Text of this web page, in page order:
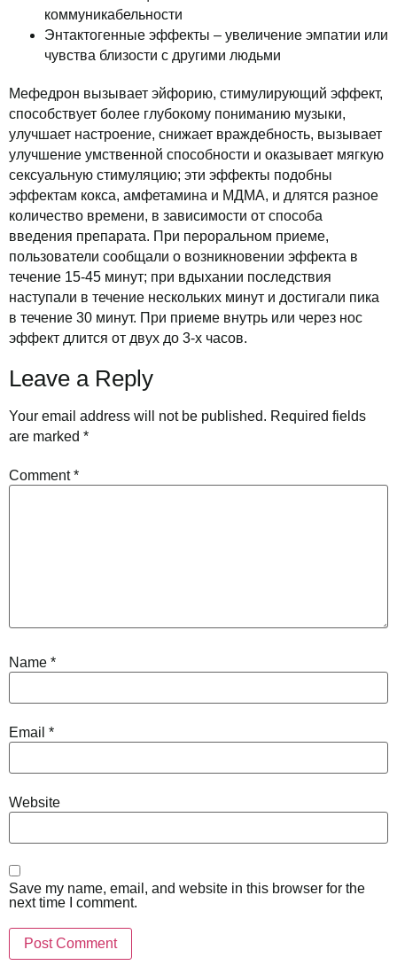
коммуникабельности
Энтактогенные эффекты – увеличение эмпатии или
чувства близости с другими людьми
Мефедрон вызывает эйфорию, стимулирующий эффект,
способствует более глубокому пониманию музыки,
улучшает настроение, снижает враждебность, вызывает
улучшение умственной способности и оказывает мягкую
сексуальную стимуляцию; эти эффекты подобны
эффектам кокса, амфетамина и МДМА, и длятся разное
количество времени, в зависимости от способа
введения препарата. При пероральном приеме,
пользователи сообщали о возникновении эффекта в
течение 15-45 минут; при вдыхании последствия
наступали в течение нескольких минут и достигали пика
в течение 30 минут. При приеме внутрь или через нос
эффект длится от двух до 3-х часов.
Leave a Reply
Your email address will not be published. Required fields
are marked *
Comment*
Name *
Email *
Website
Save my name, email, and website in this browser for the
next time I comment.